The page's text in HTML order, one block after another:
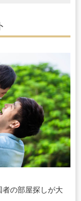
者の部屋探しが大